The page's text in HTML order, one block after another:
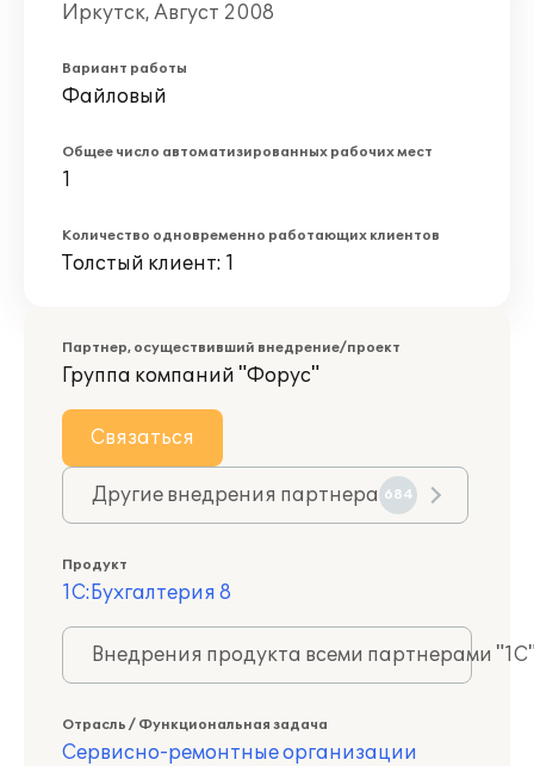
Иркутск, Август 2008
Вариант работы
Файловый
Общее число автоматизированных рабочих мест
1
Количество одновременно работающих клиентов
Толстый клиент: 1
Партнер, осуществивший внедрение/проект
Группа компаний "Форус"
Связаться
Другие внедрения партнера 684
Продукт
1С:Бухгалтерия 8
Внедрения продукта всеми партнерами
Отрасль / Функциональная задача
Сервисно-ремонтные организации